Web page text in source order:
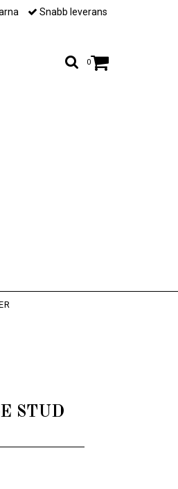
Snabb leverans
0
STUD